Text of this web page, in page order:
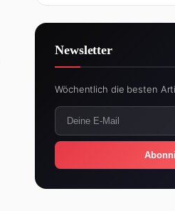
Newsletter
Wöchentlich die besten